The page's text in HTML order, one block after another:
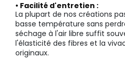
• Facilité d'entretien :
La plupart de nos créations
basse température sans
séchage à l'air libre suffit
l'élasticité des fibres et la
originaux.